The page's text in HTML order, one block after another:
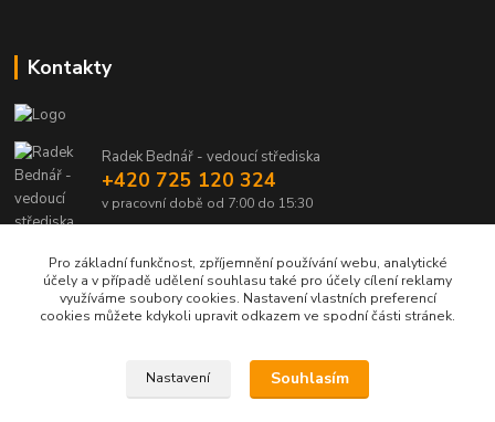
Kontakty
Radek Bednář - vedoucí střediska
+420 725 120 324
v pracovní době od 7:00 do 15:30
Upravit sběr cookies.
Pro základní funkčnost, zpříjemnění používání webu, analytické
účely a v případě udělení souhlasu také pro účely cílení reklamy
využíváme soubory cookies. Nastavení vlastních preferencí
cookies můžete kdykoli upravit odkazem ve spodní části stránek.
Nastavení Souhlasím